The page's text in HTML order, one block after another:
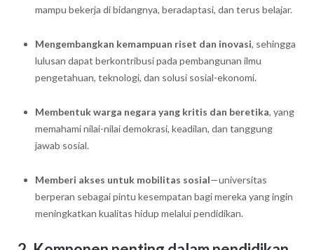
mampu bekerja di bidangnya, beradaptasi, dan terus belajar.
Mengembangkan kemampuan riset dan inovasi, sehingga
lulusan dapat berkontribusi pada pembangunan ilmu
pengetahuan, teknologi, dan solusi sosial-ekonomi.
Membentuk warga negara yang kritis dan beretika, yang
memahami nilai-nilai demokrasi, keadilan, dan tanggung
jawab sosial.
Memberi akses untuk mobilitas sosial—universitas
berperan sebagai pintu kesempatan bagi mereka yang ingin
meningkatkan kualitas hidup melalui pendidikan.